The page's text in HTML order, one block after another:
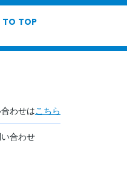
TO TOP
わせはこちら
合わせ